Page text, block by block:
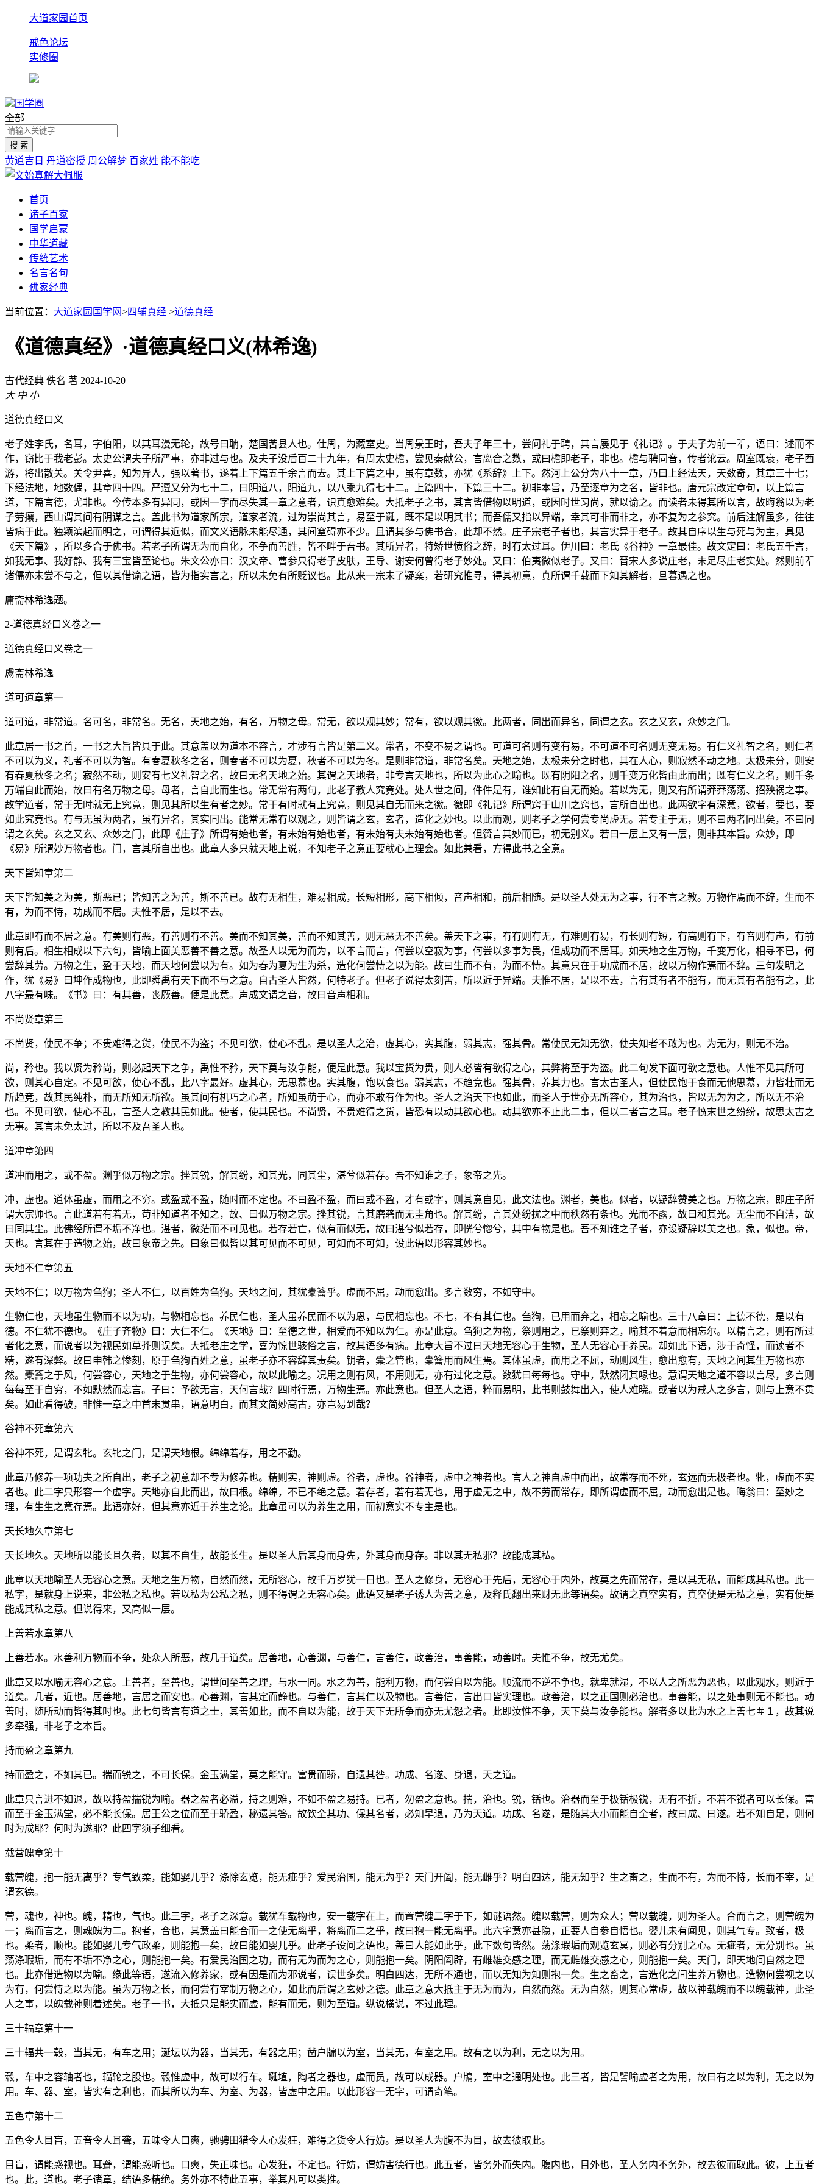
大道家园首页
戒色论坛
实修圈
国学圈
全部
黄道吉日 丹道密授 周公解梦 百家姓 能不能吃
首页
诸子百家
国学启蒙
中华道藏
传统艺术
名言名句
佛家经典
当前位置： 大道家园国学网>四辅真经 >道德真经
《道德真经》·道德真经口义(林希逸)
古代经典 佚名 著 2024-10-20
大 中 小
道德真经口义
老子姓李氏，名耳，字伯阳，以其耳漫无轮，故号曰聃，楚国苦县人也。仕周，为藏室史。当周景王时，吾夫子年三十，尝问礼于聘，其言屡见于《礼记》。于夫子为前一辈，语曰：述而不
作，窃比于我老彭。太史公谓夫子所严事，亦非过与也。及夫子没后百二十九年，有周太史檐，尝见秦献公，言离合之数，或曰檐即老子，非也。檐与聘同音，传者讹云。周室既衰，老子西
游，将出散关。关令尹喜，知为异人，强以著书，遂着上下篇五千余言而去。其上下篇之中，虽有章数，亦犹《系辞》上下。然河上公分为八十一章，乃曰上经法天，天数奇，其章三十七；
下经法地，地数偶，其章四十四。严遵又分为七十二，曰阴道八，阳道九，以八乘九得七十二。上篇四十，下篇三十二。初非本旨，乃至逐章为之名，皆非也。唐元宗改定章句，以上篇言
道，下篇言德，尤非也。今传本多有异同，或因一字而尽失其一章之意者，识真愈难矣。大抵老子之书，其言皆借物以明道，或因时世习尚，就以谕之。而读者未得其所以言，故晦翁以为老
子劳攘，西山谓其间有阴谋之言。盖此书为道家所宗，道家者流，过为崇尚其言，易至于诞，既不足以明其书；而吾儒又指以异端，幸其可非而非之，亦不复为之参究。前后注解虽多，往往
皆病于此。独颖滨起而明之，可谓得其近似，而文义语脉未能尽通，其间窒碍亦不少。且谓其多与佛书合，此却不然。庄子宗老子者也，其言实异于老子。故其自序以生与死与为主，具见
《天下篇》，所以多合于佛书。若老子所谓无为而自化，不争而善胜，皆不畔于吾书。其所异者，特矫世愤俗之辞，时有太过耳。伊川曰：老氏《谷神》一章最佳。故文定曰：老氏五千言，
如我无事、我好静、我有三宝皆至论也。朱文公亦曰：汉文帝、曹参只得老子皮肤，王导、谢安何曾得老子妙处。又曰：伯夷微似老子。又曰：晋宋人多说庄老，未足尽庄老实处。然则前辈
诸儒亦未尝不与之，但以其借谕之语，皆为指实言之，所以未免有所贬议也。此从来一宗未了疑案，若研究推寻，得其初意，真所谓千载而下知其解者，旦暮遇之也。
庸斋林希逸题。
2-道德真经口义卷之一
道德真经口义卷之一
鬳斋林希逸
道可道章第一
道可道，非常道。名可名，非常名。无名，天地之始，有名，万物之母。常无，欲以观其妙；常有，欲以观其徼。此两者，同出而异名，同谓之玄。玄之又玄，众妙之门。
此章居一书之首，一书之大旨皆具于此。其意盖以为道本不容言，才涉有言皆是第二义。常者，不变不易之谓也。可道可名则有变有易，不可道不可名则无变无易。有仁义礼智之名，则仁者
不可以为义，礼者不可以为智。有春夏秋冬之名，则春者不可以为夏，秋者不可以为冬。是则非常道，非常名矣。天地之始，太极未分之时也，其在人心，则寂然不动之地。太极未分，则安
有春夏秋冬之名；寂然不动，则安有七义礼智之名，故曰无名天地之始。其谓之天地者，非专言天地也，所以为此心之喻也。既有阴阳之名，则千变万化皆由此而出；既有仁义之名，则千条
万端自此而始，故曰有名万物之母。母者，言自此而生也。常无常有两句，此老子教人究竟处。处人世之间，件件是有，谁知此有自无而始。若以为无，则又有所谓莽莽荡荡、招殃祸之事。
故学道者，常于无时就无上究竟，则见其所以生有者之妙。常于有时就有上究竟，则见其自无而来之徼。徼即《礼记》所谓窍于山川之窍也，言所自出也。此两欲字有深意，欲者，要也，要
如此究竟也。有与无虽为两者，虽有异名，其实同出。能常无常有以观之，则皆谓之玄，玄者，造化之妙也。以此而观，则老子之学何尝专尚虚无。若专主于无，则不曰两者同出矣，不曰同
谓之玄矣。玄之又玄、众妙之门，此即《庄子》所谓有始也者，有未始有始也者，有未始有夫未始有始也者。但赞言其妙而已，初无别义。若曰一层上又有一层，则非其本旨。众妙，即
《易》所谓妙万物者也。门，言其所自出也。此章人多只就天地上说，不知老子之意正要就心上理会。如此兼看，方得此书之全意。
天下皆知章第二
天下皆知美之为美，斯恶已；皆知善之为善，斯不善已。故有无相生，难易相成，长短相形，高下相倾，音声相和，前后相随。是以圣人处无为之事，行不言之教。万物作焉而不辞，生而不
有，为而不恃，功成而不居。夫惟不居，是以不去。
此章即有而不居之意。有美则有恶，有善则有不善。美而不知其美，善而不知其善，则无恶无不善矣。盖天下之事，有有则有无，有难则有易，有长则有短，有高则有下，有音则有声，有前
则有后。相生相成以下六句，皆喻上面美恶善不善之意。故圣人以无为而为，以不言而言，何尝以空寂为事，何尝以多事为畏，但成功而不居耳。如天地之生万物，千变万化，相寻不已，何
尝辞其劳。万物之生，盈于天地，而天地何尝以为有。如为春为夏为生为杀，造化何尝恃之以为能。故曰生而不有，为而不恃。其意只在于功成而不居，故以万物作焉而不辞。三句发明之
作，犹《易》曰坤作成物也，此即舜禹有天下而不与之意。自古圣人皆然，何特老子。但老子说得太刻苦，所以近于异端。夫惟不居，是以不去，言有其有者不能有，而无其有者能有之，此
八字最有味。《书》曰：有其善，丧厥善。便是此意。声成文谓之音，故曰音声相和。
不尚贤章第三
不尚贤，使民不争；不贵难得之货，使民不为盗；不见可欲，使心不乱。是以圣人之治，虚其心，实其腹，弱其志，强其骨。常使民无知无欲，使夫知者不敢为也。为无为，则无不治。
尚，矜也。我以贤为矜尚，则必起天下之争，禹惟不矜，天下莫与汝争能，便是此意。我以宝货为贵，则人必皆有欲得之心，其弊将至于为盗。此二句发下面可欲之意也。人惟不见其所可
欲，则其心自定。不见可欲，使心不乱，此八字最好。虚其心，无思慕也。实其腹，饱以食也。弱其志，不趋竞也。强其骨，养其力也。言太古圣人，但使民饱于食而无他思慕，力皆壮而无
所趋竞，故其民纯朴，而无所知无所欲。虽其间有机巧之心者，所知虽萌于心，而亦不敢有作为也。圣人之治天下也如此，而圣人于世亦无所容心，其为治也，皆以无为为之，所以无不治
也。不见可欲，使心不乱，言圣人之教其民如此。使者，使其民也。不尚贤，不贵难得之货，皆恐有以动其欲心也。动其欲亦不止此二事，但以二者言之耳。老子愤末世之纷纷，故思太古之
无事。其言未免太过，所以不及吾圣人也。
道冲章第四
道冲而用之，或不盈。渊乎似万物之宗。挫其锐，解其纷，和其光，同其尘，湛兮似若存。吾不知谁之子，象帝之先。
冲，虚也。道体虽虚，而用之不穷。或盈或不盈，随时而不定也。不曰盈不盈，而曰或不盈，才有或字，则其意自见，此文法也。渊者，美也。似者，以疑辞赞美之也。万物之宗，即庄子所
谓大宗师也。言此道若有若无，苟非知道者不知之，故、曰似万物之宗。挫其锐，言其磨砻而无圭角也。解其纷，言其处纷扰之中而秩然有条也。光而不露，故曰和其光。无尘而不自洁，故
曰同其尘。此佛经所谓不垢不净也。湛者，微茫而不可见也。若存若亡，似有而似无，故曰湛兮似若存，即恍兮惚兮，其中有物是也。吾不知谁之子者，亦设疑辞以美之也。象，似也。帝，
天也。言其在于造物之始，故曰象帝之先。曰象曰似皆以其可见而不可见，可知而不可知，设此语以形容其妙也。
天地不仁章第五
天地不仁；以万物为刍狗；圣人不仁，以百姓为刍狗。天地之间，其犹橐籥乎。虚而不屈，动而愈出。多言数穷，不如守中。
生物仁也，天地虽生物而不以为功，与物相忘也。养民仁也，圣人虽养民而不以为恩，与民相忘也。不七，不有其仁也。刍狗，已用而弃之，相忘之喻也。三十八章曰：上德不德，是以有
德。不仁犹不德也。《庄子齐物》曰：大仁不仁。《天地》曰：至德之世，相爱而不知以为仁。亦是此意。刍狗之为物，祭则用之，已祭则弃之，喻其不着意而相忘尔。以精言之，则有所过
者化之意，而说者以为视民如草芥则误矣。大抵老庄之学，喜为惊世骇俗之言，故其语多有病。此章大旨不过曰天地无容心于生物，圣人无容心于养民。却如此下语，涉于奇怪，而读者不
精，遂有深弊。故曰申韩之惨刻，原于刍狗百姓之意，虽老子亦不容辞其责矣。钥者，橐之管也，橐籥用而风生焉。其体虽虚，而用之不屈，动则风生，愈出愈有，天地之间其生万物也亦
然。橐籥之于风，何尝容心，天地之于生物，亦何尝容心，故以此喻之。况用之则有风，不用则无，亦有过化之意。数犹曰每每也。守中，默然闭其喙也。意谓天地之道不容以言尽，多言则
每每至于自穷，不如默然而忘言。子曰：予欲无言，天何言哉？四时行焉，万物生焉。亦此意也。但圣人之语，粹而易明，此书则鼓舞出入，使人难晓。或者以为戒人之多言，则与上意不贯
矣。如此看得破，非惟一章之中首末贯串，语意明白，而其文简妙高古，亦岂易到哉？
谷神不死章第六
谷神不死，是谓玄牝。玄牝之门，是谓天地根。绵绵若存，用之不勤。
此章乃修养一项功夫之所自出，老子之初意却不专为修养也。精则实，神则虚。谷者，虚也。谷神者，虚中之神者也。言人之神自虚中而出，故常存而不死，玄远而无极者也。牝，虚而不实
者也。此二字只形容一个虚字。天地亦自此而出，故曰根。绵绵，不已不绝之意。若存者，若有若无也，用于虚无之中，故不劳而常存，即所谓虚而不屈，动而愈出是也。晦翁曰：至妙之
理，有生生之意存焉。此语亦好，但其意亦近于养生之论。此章虽可以为养生之用，而初意实不专主是也。
天长地久章第七
天长地久。天地所以能长且久者，以其不自生，故能长生。是以圣人后其身而身先，外其身而身存。非以其无私邪？故能成其私。
此章以天地喻圣人无容心之意。天地之生万物，自然而然，无所容心，故千万岁犹一日也。圣人之修身，无容心于先后，无容心于内外，故莫之先而常存，是以其无私，而能成其私也。此一
私字，是就身上说来，非公私之私也。若以私为公私之私，则不得谓之无容心矣。此语又是老子诱人为善之意，及释氏翻出来财无此等语矣。故谓之真空实有，真空便是无私之意，实有便是
能成其私之意。但说得来，又高似一层。
上善若水章第八
上善若水。水善利万物而不争，处众人所恶，故几于道矣。居善地，心善渊，与善仁，言善信，政善治，事善能，动善时。夫惟不争，故无尤矣。
此章又以水喻无容心之意。上善者，至善也，谓世间至善之理，与水一同。水之为善，能利万物，而何尝自以为能。顺流而不逆不争也，就卑就湿，不以人之所恶为恶也，以此观水，则近于
道矣。几者，近也。居善地，言居之而安也。心善渊，言其定而静也。与善仁，言其仁以及物也。言善信，言出口皆实理也。政善治，以之正国则必治也。事善能，以之处事则无不能也。动
善时，随所动而皆得其时也。此七句皆言有道之士，其善如此，而不自以为能，故于天下无所争而亦无尤怨之者。此即汝惟不争，天下莫与汝争能也。解者多以此为水之上善七＃１，故其说
多牵强，非老子之本旨。
持而盈之章第九
持而盈之，不如其已。揣而锐之，不可长保。金玉满堂，莫之能守。富贵而骄，自遗其咎。功成、名遂、身退，天之道。
此章只言进不如退，故以持盈揣锐为喻。器之盈者必溢，持之则难，不如不盈之易持。已者，勿盈之意也。揣，治也。锐，铦也。治器而至于极铦极锐，无有不折，不若不锐者可以长保。富
而至于金玉满堂，必不能长保。居王公之位而至于骄盈，秘遗其答。故饮全其功、保其名者，必知早退，乃为天道。功成、名遂，是随其大小而能自全者，故曰成、曰遂。若不知自足，则何
时为成耶？何时为遂耶？此四字须子细看。
载营魄章第十
载营魄，抱一能无离乎？专气致柔，能如婴儿乎？涤除玄览，能无疵乎？爱民治国，能无为乎？天门开阖，能无雌乎？明白四达，能无知乎？生之畜之，生而不有，为而不恃，长而不宰，是
谓玄德。
营，魂也，神也。魄，精也，气也。此三字，老子之深意。载犹车载物也，安一载字在上，而置营魄二字于下，如谜语然。魄以载营，则为众人；营以载魄，则为圣人。合而言之，则营魄为
一；离而言之，则魂魄为二。抱者，合也，其意盖曰能合而一之使无离乎，将离而二之乎，故曰抱一能无离乎。此六字意亦甚隐，正要人自参自悟也。婴儿未有闻见，则其气专。致者，极
也。柔者，顺也。能如婴儿专气政柔，则能抱一矣，故曰能如婴儿乎。此老子设问之语也，盖曰人能如此乎，此下数句皆然。荡涤瑕垢而观览玄冥，则必有分别之心。无疵者，无分别也。虽
荡涤瑕垢，而有不垢不净之心，则能抱一矣。有爱民治国之功，而有无为而为之心，则能抱一矣。阴阳阖辟，有雌雄交感之理，而无雌雄交感之心，则能抱一矣。天门，即天地间自然之理
也。此亦借造物以为喻。缘此等语，遂流入修养家，或有因是而为邪说者，误世多矣。明白四达，无所不通也，而以无知为知则抱一矣。生之畜之，言造化之间生养万物也。造物何尝视之以
为有，何尝恃之以为能。虽为万物之长，而何尝有宰制万物之心，如此而后谓之玄妙之德。此章之意大抵主于无为而为，自然而然。无为自然，则其心常虚，故以神载魄而不以魄载神，此圣
人之事，以魄载神则着述矣。老子一书，大抵只是能实而虚，能有而无，则为至道。纵说横说，不过此理。
三十辐章第十一
三十辐共一毂，当其无，有车之用；涎坛以为器，当其无，有器之用；凿户牖以为室，当其无，有室之用。故有之以为利，无之以为用。
毂，车中之容轴者也，辐轮之股也。毂惟虚中，故可以行车。埏埴，陶者之器也，虚而员，故可以成器。户牖，室中之通明处也。此三者，皆是譬喻虚者之为用，故曰有之以为利，无之以为
用。车、器、室，皆实有之利也，而其所以为车、为室、为器，皆虚中之用。以此形容一无字，可谓奇笔。
五色章第十二
五色令人目盲，五音令人耳聋，五味令人口爽，驰骋田猎令人心发狂，难得之货令人行妨。是以圣人为腹不为目，故去彼取此。
目盲，谓能惑视也。耳聋，谓能惑听也。口爽，失正味也。心发狂，不定也。行妨，谓妨害德行也。此五者，皆务外而失内。腹内也，目外也，圣人务内不务外，故去彼而取此。彼，上五者
也。此，道也。老子诸章，结语多精绝。务外亦不特此五事，举其凡可以类推。